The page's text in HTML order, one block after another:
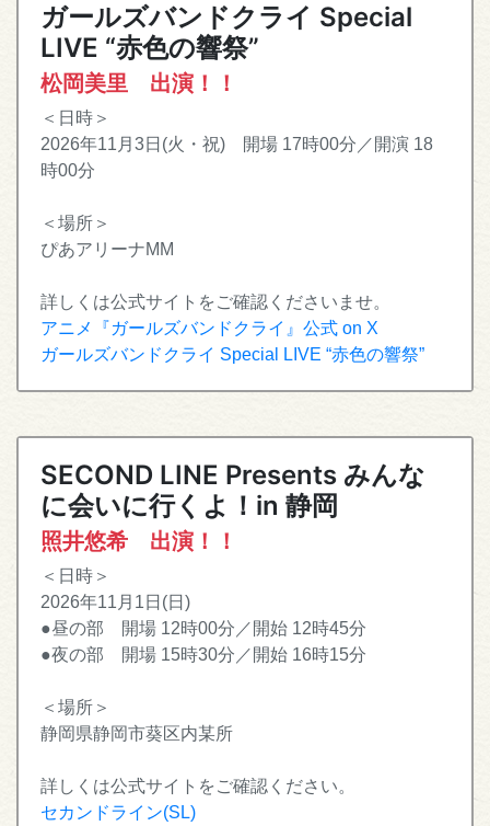
ガールズバンドクライ Special
LIVE “赤色の響祭”
松岡美里 出演！！
＜日時＞
2026年11月3日(火・祝) 開場 17時00分／開演 18
時00分
＜場所＞
ぴあアリーナMM
詳しくは公式サイトをご確認くださいませ。
アニメ『ガールズバンドクライ』公式 on X
ガールズバンドクライ Special LIVE “赤色の響祭”
SECOND LINE Presents みんな
に会いに行くよ！in 静岡
照井悠希 出演！！
＜日時＞
2026年11月1日(日)
●昼の部 開場 12時00分／開始 12時45分
●夜の部 開場 15時30分／開始 16時15分
＜場所＞
静岡県静岡市葵区内某所
詳しくは公式サイトをご確認ください。
セカンドライン(SL)